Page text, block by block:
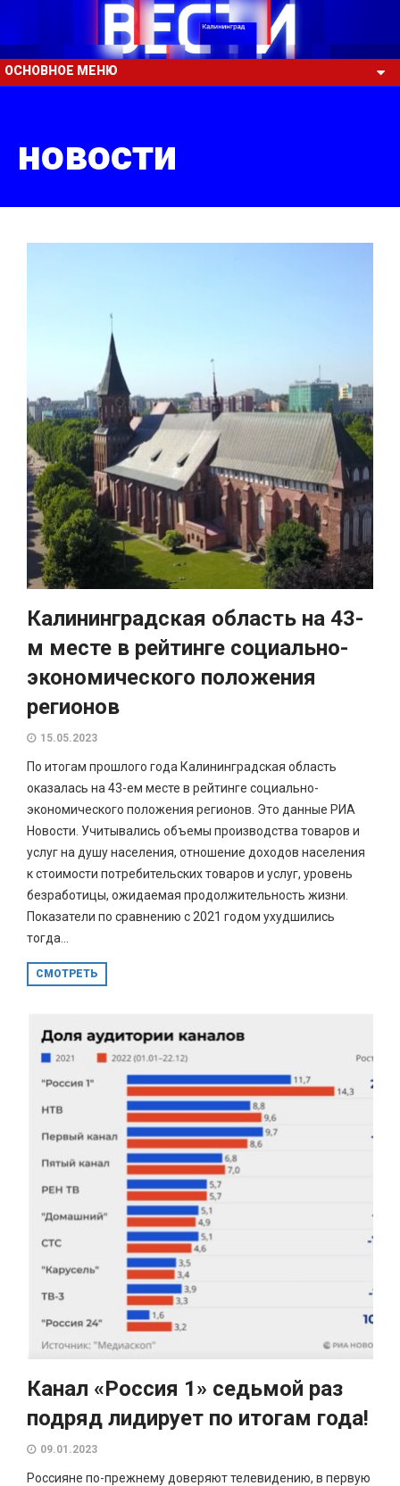
ОСНОВНОЕ МЕНЮ
новости
Калининградская область на 43-
м месте в рейтинге социально-
экономического положения
регионов
15.05.2023
По итогам прошлого года Калининградская область
оказалась на 43-ем месте в рейтинге социально-
экономического положения регионов. Это данные РИА
Новости. Учитывались объемы производства товаров и
услуг на душу населения, отношение доходов населения
к стоимости потребительских товаров и услуг, уровень
безработицы, ожидаемая продолжительность жизни.
Показатели по сравнению с 2021 годом ухудшились
тогда...
СМОТРЕТЬ
Канал «Россия 1» седьмой раз
подряд лидирует по итогам года!
09.01.2023
Россияне по-прежнему доверяют телевидению, в первую